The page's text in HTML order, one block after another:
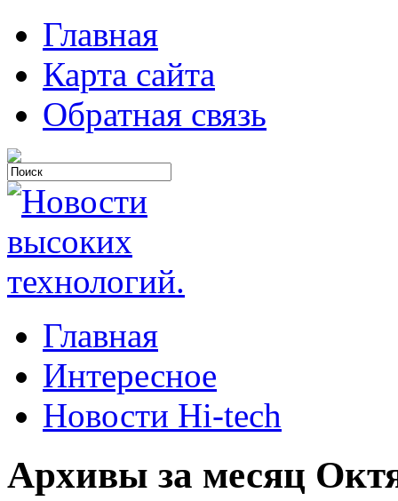
Главная
Карта сайта
Обратная связь
Главная
Интересное
Новости Hi-tech
Архивы за месяц